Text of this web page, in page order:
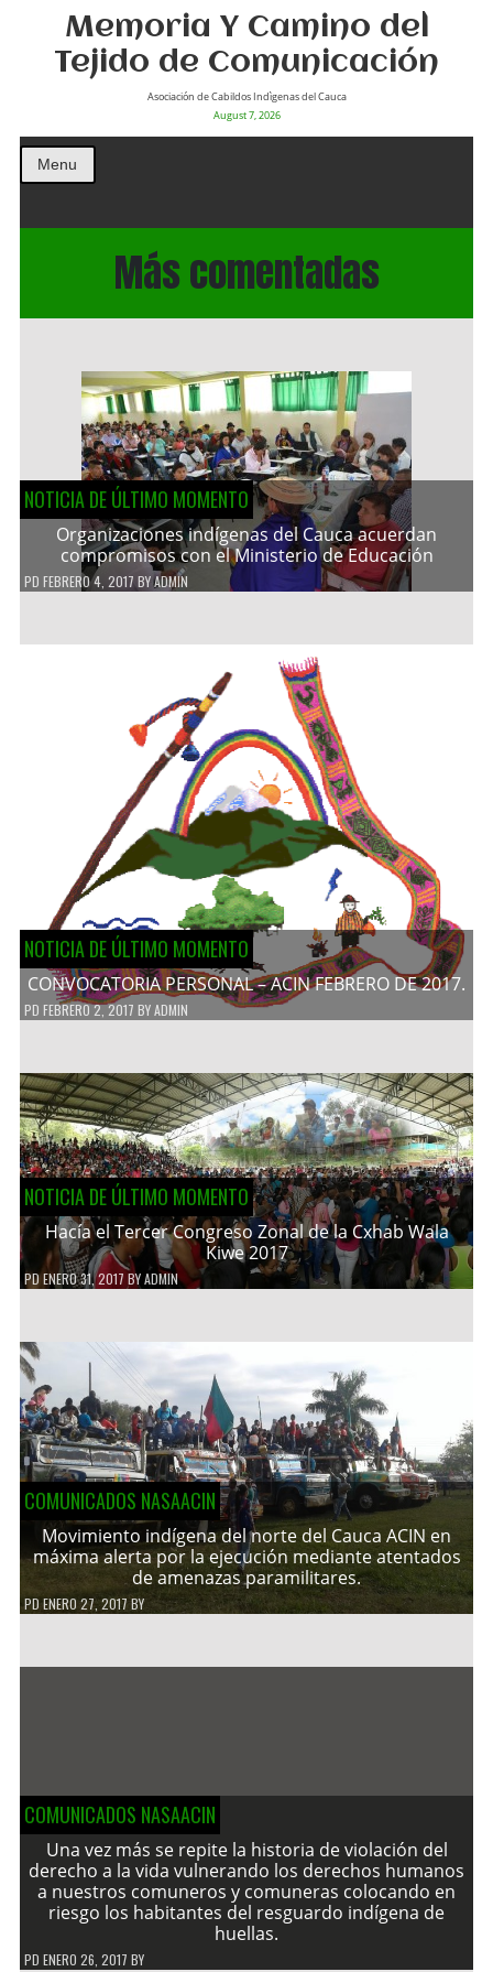
Memoria Y Camino del
Tejido de Comunicación
Asociación de Cabildos Indìgenas del Cauca
August 7, 2026
Menu
Más comentadas
NOTICIA DE ÚLTIMO MOMENTO
Organizaciones indígenas del Cauca acuerdan
compromisos con el Ministerio de Educación
PD FEBRERO 4, 2017 BYADMIN
NOTICIA DE ÚLTIMO MOMENTO
CONVOCATORIA PERSONAL – ACIN FEBRERO DE 2017.
PD FEBRERO 2, 2017 BYADMIN
NOTICIA DE ÚLTIMO MOMENTO
Hacía el Tercer Congreso Zonal de la Cxhab Wala
Kiwe 2017
PDENERO 31, 2017 BYADMIN
COMUNICADOS NASAACIN
Movimiento indígena del norte del Cauca ACIN en
máxima alerta por la ejecución mediante atentados
de amenazas paramilitares.
PDENERO 27, 2017 BY
COMUNICADOS NASAACIN
Una vez más se repite la historia de violación del
derecho a la vida vulnerando los derechos humanos
a nuestros comuneros y comuneras colocando en
riesgo los habitantes del resguardo indígena de
huellas.
PD ENERO 26, 2017 BY